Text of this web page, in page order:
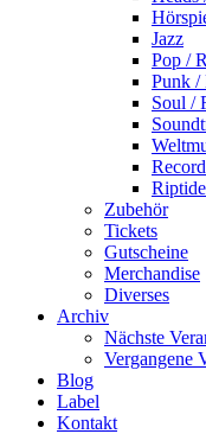
Jazz
Pop /
Punk /
Soul /
Zubehör
Tickets
Gutscheine
Merchandise
Diverses
Archiv
Nächste
Vergangene
Blog
Label
Kontakt